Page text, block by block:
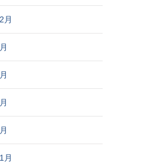
月
月